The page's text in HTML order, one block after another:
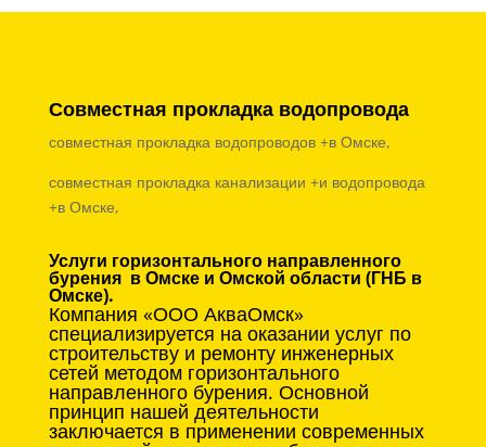
Совместная прокладка водопровода
совместная прокладка водопроводов +в Омске,
совместная прокладка канализации +и водопровода
+в Омске,
Услуги горизонтального направленного
бурения в Омске и Омской области (ГНБ в
Омске).
Компания «ООО АкваОмск»
специализируется на оказании услуг по
строительству и ремонту инженерных
сетей методом горизонтального
направленного бурения. Основной
принцип нашей деятельности
заключается в применении современных